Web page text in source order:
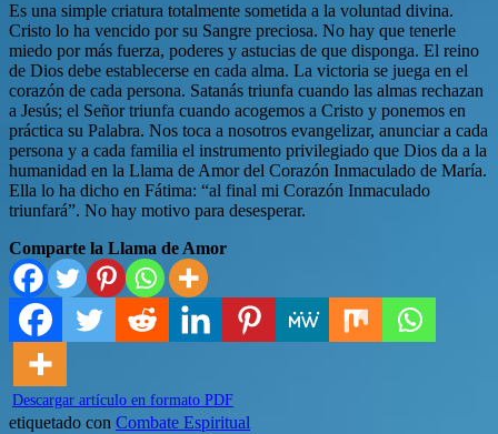
Es una simple criatura totalmente sometida a la voluntad divina.
Cristo lo ha vencido por su Sangre preciosa. No hay que tenerle
miedo por más fuerza, poderes y astucias de que disponga. El reino
de Dios debe establecerse en cada alma. La victoria se juega en el
corazón de cada persona. Satanás triunfa cuando las almas rechazan
a Jesús; el Señor triunfa cuando acogemos a Cristo y ponemos en
práctica su Palabra. Nos toca a nosotros evangelizar, anunciar a cada
persona y a cada familia el instrumento privilegiado que Dios da a la
humanidad en la Llama de Amor del Corazón Inmaculado de María.
Ella lo ha dicho en Fátima: “al final mi Corazón Inmaculado
triunfará”. No hay motivo para desesperar.
Comparte la Llama de Amor
Descargar artículo en formato PDF
etiquetado con Combate Espiritual